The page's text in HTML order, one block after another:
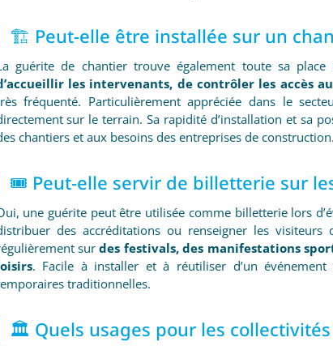
🏗️ Peut-elle être installée sur un
guérite de chantier trouve également toute sa
les intervenants, de contrôler les accès
fréquenté. Particulièrement appréciée dans le
sur le terrain. Sa rapidité d’installation et sa
chantiers et aux besoins des entreprises de construction.
🎟️ Peut-elle servir de billetterie sur
une guérite peut être utilisée comme billetterie lors
des accréditations ou renseigner les
surdes festivals, des manifestations
. Facile à installer et à réutiliser d’un
traditionnelles.
🏛️ Quels usages pour les collectivités